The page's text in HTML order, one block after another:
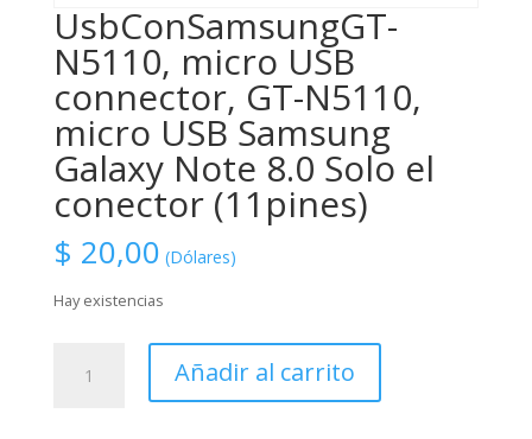
UsbConSamsungGT-
N5110, micro USB
connector, GT-N5110,
micro USB Samsung
Galaxy Note 8.0 Solo el
conector (11pines)
$ 20,00 (Dólares)
Hay existencias
N5110,
Añadir al carrito